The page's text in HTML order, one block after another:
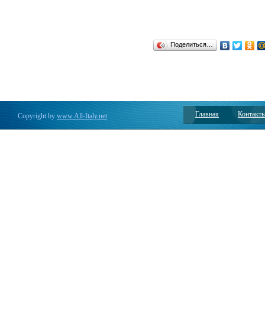
Поделиться…
Copyright by www.All-Italy.net Главная